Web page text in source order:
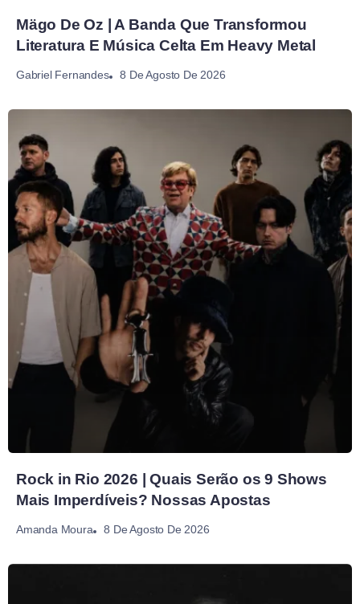
Mägo De Oz | A Banda Que Transformou
Literatura E Música Celta Em Heavy Metal
Gabriel Fernandes 8 De Agosto De 2026
Rock in Rio 2026 | Quais Serão os 9 Shows
Mais Imperdíveis? Nossas Apostas
Amanda Moura 8 De Agosto De 2026